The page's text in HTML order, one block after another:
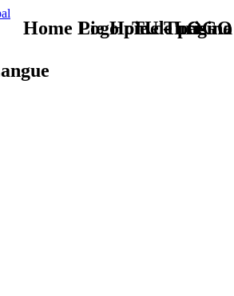
TU - LOGO
Home Logo pie de página
Pie Home Turismo